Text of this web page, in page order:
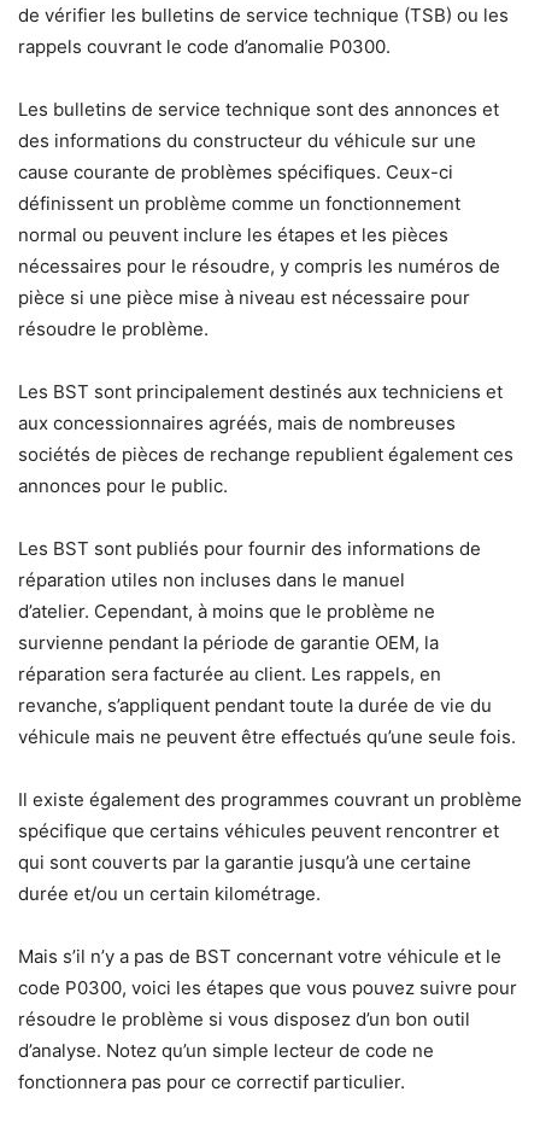
de vérifier les bulletins de service technique (TSB) ou les
rappels couvrant le code d’anomalie P0300.
Les bulletins de service technique sont des annonces et
des informations du constructeur du véhicule sur une
cause courante de problèmes spécifiques. Ceux-ci
définissent un problème comme un fonctionnement
normal ou peuvent inclure les étapes et les pièces
nécessaires pour le résoudre, y compris les numéros de
pièce si une pièce mise à niveau est nécessaire pour
résoudre le problème.
Les BST sont principalement destinés aux techniciens et
aux concessionnaires agréés, mais de nombreuses
sociétés de pièces de rechange republient également ces
annonces pour le public.
Les BST sont publiés pour fournir des informations de
réparation utiles non incluses dans le manuel
d’atelier. Cependant, à moins que le problème ne
survienne pendant la période de garantie OEM, la
réparation sera facturée au client. Les rappels, en
revanche, s’appliquent pendant toute la durée de vie du
véhicule mais ne peuvent être effectués qu’une seule fois.
Il existe également des programmes couvrant un problème
spécifique que certains véhicules peuvent rencontrer et
qui sont couverts par la garantie jusqu’à une certaine
durée et/ou un certain kilométrage.
Mais s’il n’y a pas de BST concernant votre véhicule et le
code P0300, voici les étapes que vous pouvez suivre pour
résoudre le problème si vous disposez d’un bon outil
d’analyse. Notez qu’un simple lecteur de code ne
fonctionnera pas pour ce correctif particulier.